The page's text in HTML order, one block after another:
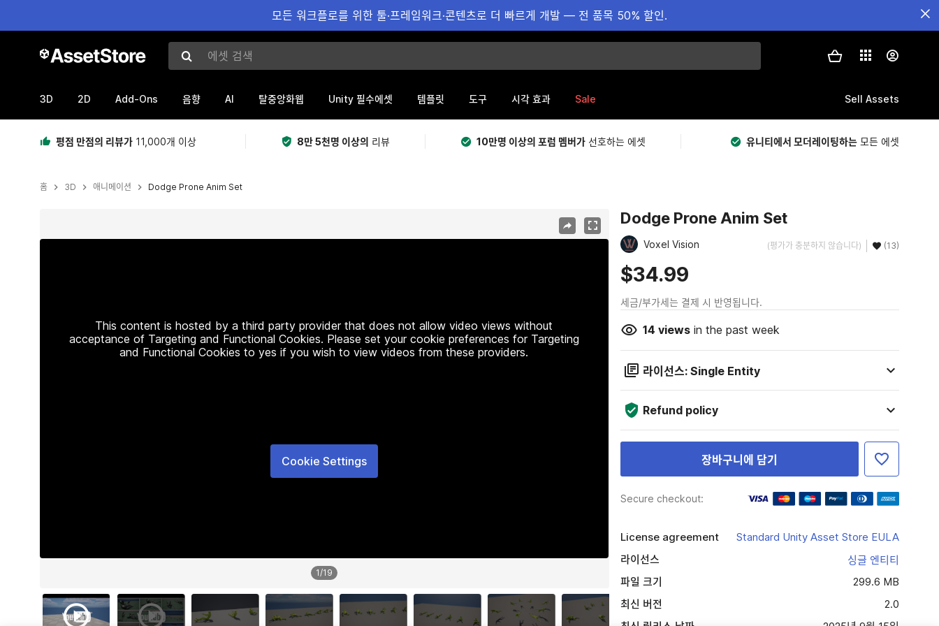
모든 워크플로를 위한 툴·프레임워크·콘텐츠로 더 빠르게 개발 — 전 품목 50% 할인.
에셋 검색
3D 2D Add-Ons 음향 AI 탈중앙화웹 Unity 필수에셋 템플릿 도구 시각 효과 Sale Sell Assets
평점 만점의 리뷰가 11,000개 이상 8만 5천명 이상의 리뷰 10만명 이상의 포럼 멤버가 선호하는 에셋 유니티에서 모더레이팅하는 모든 에셋
홈 3D 애니메이션 Dodge Prone Anim Set
This content is hosted by a third party provider that does not allow video views without
acceptance of Targeting and Functional Cookies. Please set your cookie preferences for Targeting
and Functional Cookies to yes if you wish to view videos from these providers.
Cookie Settings
1/19
Dodge Prone Anim Set
Voxel Vision (평가가 충분하지 않습니다) (13)
$34.99
세금/부가세는 결제 시 반영됩니다.
14 viewsin the past week
라이선스: Single Entity
Refund policy
장바구니에 담기
Secure checkout:
License agreement
Standard Unity Asset Store EULA
라이선스
싱글 엔티티
파일 크기
299.6 MB
최신 버전
2.0